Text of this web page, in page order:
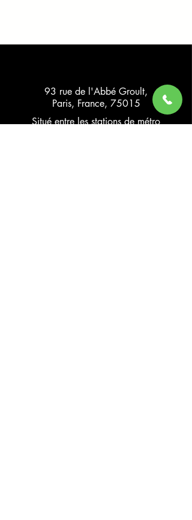
​93 rue de l'Abbé Groult,
Paris, France, 75015
Situé entre les stations de métro